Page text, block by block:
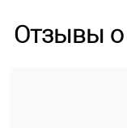
Отзывы о